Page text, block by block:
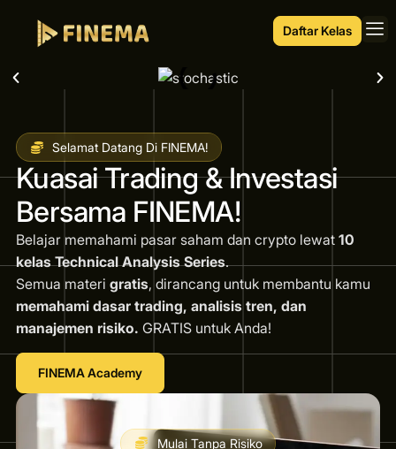
Daftar Kelas
Selamat Datang Di FINEMA!
Kuasai Trading & Investasi
Bersama FINEMA!
Belajar memahami pasar saham dan crypto lewat 10
kelas Technical Analysis Series.
Semua materi gratis, dirancang untuk membantu kamu
memahami dasar trading, analisis tren, dan
manajemen risiko. GRATIS untuk Anda!
FINEMA Academy
Mulai Tanpa Risiko